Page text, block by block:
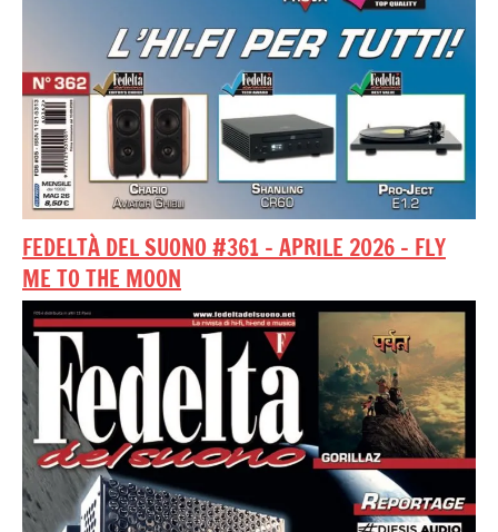
FEDELTÀ DEL SUONO #361 – APRILE 2026 – FLY
ME TO THE MOON